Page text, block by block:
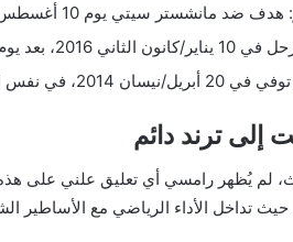
: هدف ضد مانشستر سيتي يوم 10 أغسطس/آب 2014، تلاه خبر وفاة الممثل في اليوم التالي.
الثاني 2016، بعد يوم من تسجيل رامسي هدفًا في كأس الاتحاد.
أبريل/نيسان 2014، في نفس اليوم الذي سجل فيه رامسي هدفًا وصنع آخر.
إلى ترند دائم
لم يُظهر رامسي أي تعليق علني على
حيث تداخل الأداء الرياضي مع الأساطير